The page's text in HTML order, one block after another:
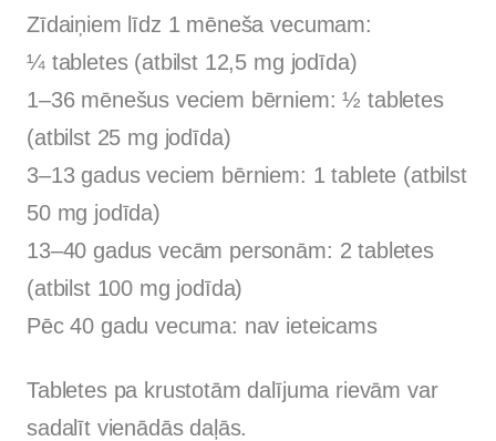
Zīdaiņiem līdz 1 mēneša vecumam:
¼ tabletes (atbilst 12,5 mg jodīda)
1–36 mēnešus veciem bērniem: ½ tabletes
(atbilst 25 mg jodīda)
3–13 gadus veciem bērniem: 1 tablete (atbilst
50 mg jodīda)
13–40 gadus vecām personām: 2 tabletes
(atbilst 100 mg jodīda)
Pēc 40 gadu vecuma: nav ieteicams
Tabletes pa krustotām dalījuma rievām var
sadalīt vienādās daļās.